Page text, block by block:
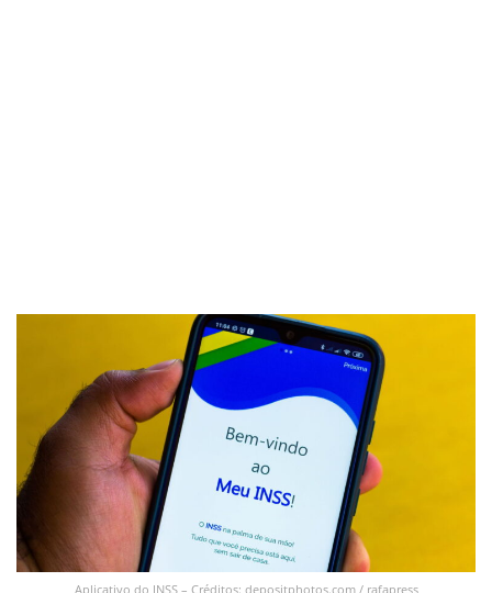
Aplicativo do INSS – Créditos: depositphotos.com / rafapress